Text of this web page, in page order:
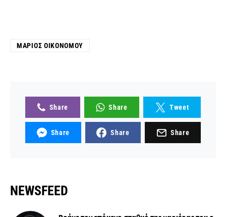
ΜΆΡΙΟΣ ΟΙΚΟΝΌΜΟΥ
Share Share Tweet
Share Share Share
NEWSFEED